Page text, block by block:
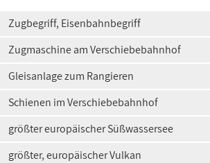
Zugbegriff, Eisenbahnbegriff
Zugmaschine am Verschiebebahnhof
Gleisanlage zum Rangieren
Schienen im Verschiebebahnhof
größter europäischer Süßwassersee
größter, europäischer Vulkan